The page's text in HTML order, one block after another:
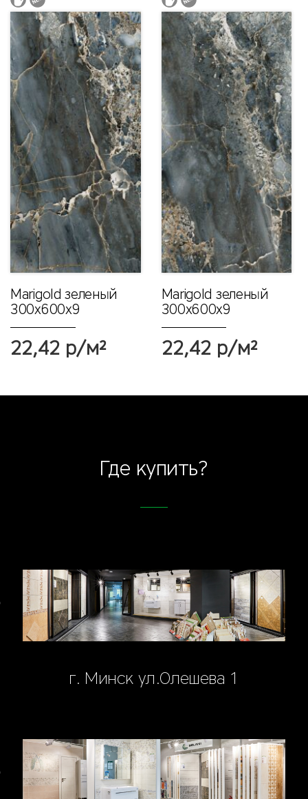
Marigold зеленый
300х600x9
22,42 р/м²
Marigold зеленый
300х600x9
22,42 р/м²
Где купить?
г. Минск ул.Олешева 1